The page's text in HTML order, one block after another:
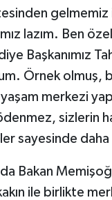
gelmemiz
lazım. Ben
Başkanımız
Örnek olmuş,
merkezi
sizlerin
sayesinde
Bakan
ile birlikte